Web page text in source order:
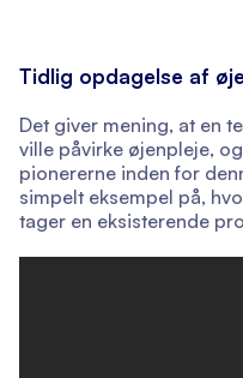
Tidlig opdagelse af
Det giver mening, at en
ville påvirke øjenpleje, og
pionererne inden for
simpelt eksempel på,
tager en eksisterende